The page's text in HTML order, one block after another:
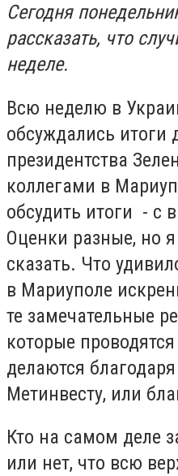
Сегодня
рассказать, что
неделе.
Всю неделю в
обсуждались итоги
президентства
коллегами в
обсудить итоги - с
Оценки разные, но
сказать. Что
в Мариуполе
те замечательные
которые
делаются
Метинвесту, или
Кто на самом деле
или нет, что всю